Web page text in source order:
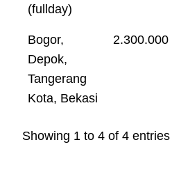
(fullday)
Bogor,
Depok,
Tangerang
Kota, Bekasi
2.300.000
Showing 1 to 4 of 4 entries